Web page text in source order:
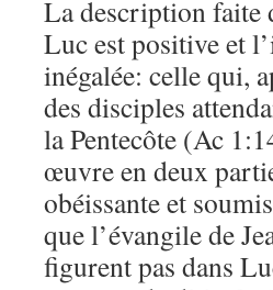
La description faite
Luc est positive et
inégalée: celle qui,
des disciples
la Pentecôte (Ac
œuvre en deux
obéissante et
que l’évangile de
figurent pas dans